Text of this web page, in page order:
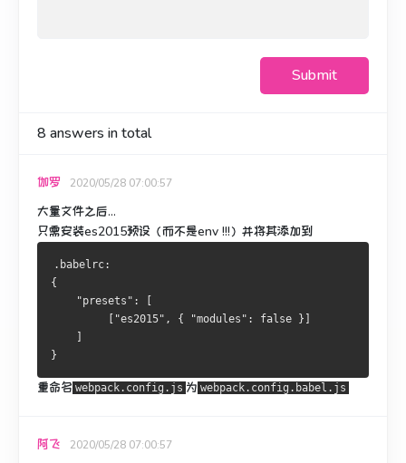
Submit
8 answers in total
伽罗 2020/05/28 07:00:57
大量文件之后...
只需安装es2015预设（而不是env !!!）并将其添加到
.babelrc:
{
    "presets": [
         ["es2015", { "modules": false }]
}
重命名 webpack.config.js 为 webpack.config.babel.js
阿飞 2020/05/28 07:00:57